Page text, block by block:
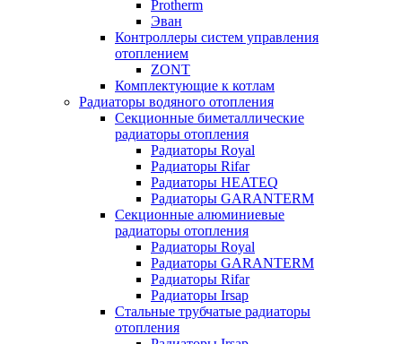
Protherm
Эван
Контроллеры систем управления
отоплением
ZONT
Комплектующие к котлам
Радиаторы водяного отопления
Секционные биметаллические
радиаторы отопления
Радиаторы Royal
Радиаторы Rifar
Радиаторы HEATEQ
Радиаторы GARANTERM
Секционные алюминиевые
радиаторы отопления
Радиаторы Royal
Радиаторы GARANTERM
Радиаторы Rifar
Радиаторы Irsap
Стальные трубчатые радиаторы
отопления